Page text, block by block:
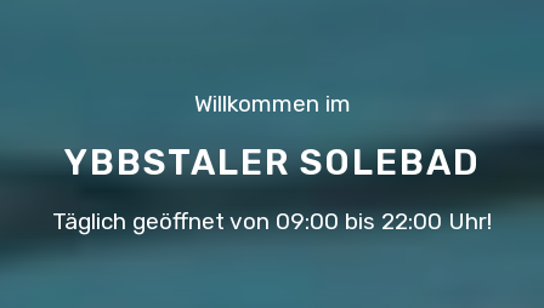
Willkommen im
YBBSTALER SOLEBAD
Täglich geöffnet von 09:00 bis 22:00 Uhr!